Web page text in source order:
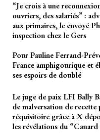
“Je crois à une
ouvriers, des salariés” :
aux primaires, le envoyé
inspection chez le Gers
Pour Pauline Ferrand-
France amphigourique et
ses espoirs de doublé
Le juge de paix LFI Bally
de malversation de recette
réquisitoire grâce à X
les révélations du “Canard